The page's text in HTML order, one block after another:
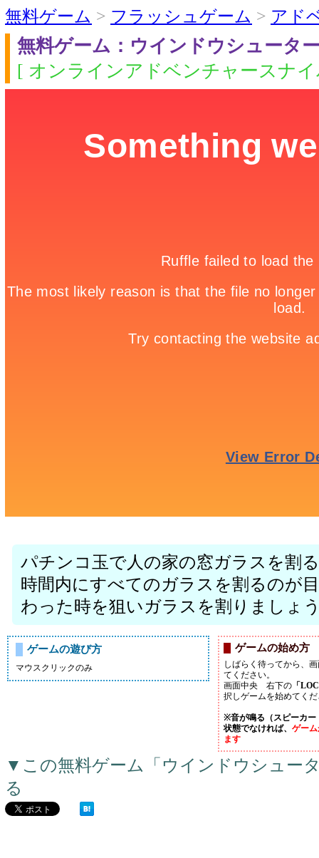
無料ゲーム > フラッシュゲーム > アド
無料ゲーム：ウインドウシュータ
[ オンラインアドベンチャースナ
パチンコ玉で人の家の窓ガラスを割
時間内にすべてのガラスを割るのが
わった時を狙いガラスを割りましょ
ゲームの遊び方
マウスクリックのみ
ゲームの始め方
しばらく待ってから、
てください。
画面中央 右下の 「
択しゲームを始めてく
※音が鳴る（スピーカー
状態でなければ、 ゲー
ます
▼この無料ゲーム「ウインドウシュー
る